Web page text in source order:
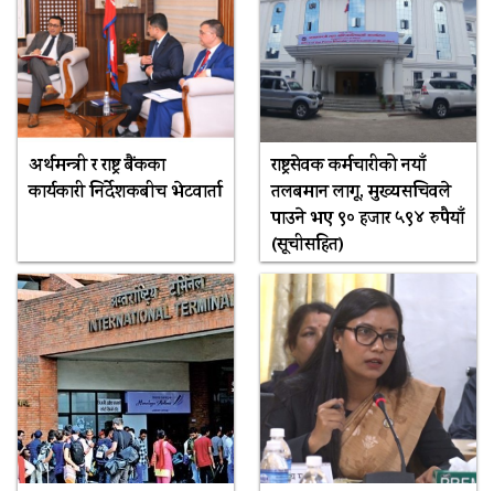
अर्थमन्त्री र राष्ट्र बैंकका
कार्यकारी निर्देशकबीच भेटवार्ता
राष्ट्रसेवक कर्मचारीको नयाँ
तलबमान लागू, मुख्यसचिवले
पाउने भए ९० हजार ५९४ रुपैयाँ
(सूचीसहित)